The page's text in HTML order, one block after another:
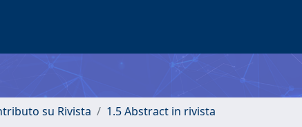
su Rivista 1.5 Abstract in rivista